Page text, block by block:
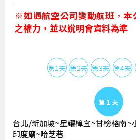
※如遇航空公司變動航班，本
之權力，並以說明會資料為準
第1天 第2天 第3天 第4天
Day 1
台北/新加坡~星耀樟宜~甘榜格南~
印度廟~哈芝巷